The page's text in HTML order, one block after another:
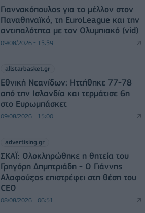
Γιαννακόπουλος για το μέλλον στον
Παναθηναϊκό, τη EuroLeague και την
αντιπαλότητα με τον Ολυμπιακό (vid)
09/08/2026 - 15:59
allstarbasket.gr
Εθνική Νεανίδων: Ηττήθηκε 77-78
από την Ισλανδία και τερμάτισε 6η
στο Ευρωμπάσκετ
09/08/2026 - 15:00
advertising.gr
ΣΚΑΪ: Ολοκληρώθηκε η θητεία του
Γρηγόρη Δημητριάδη - Ο Γιάννης
Αλαφούζος επιστρέφει στη θέση του
CEO
08/08/2026 - 06:51